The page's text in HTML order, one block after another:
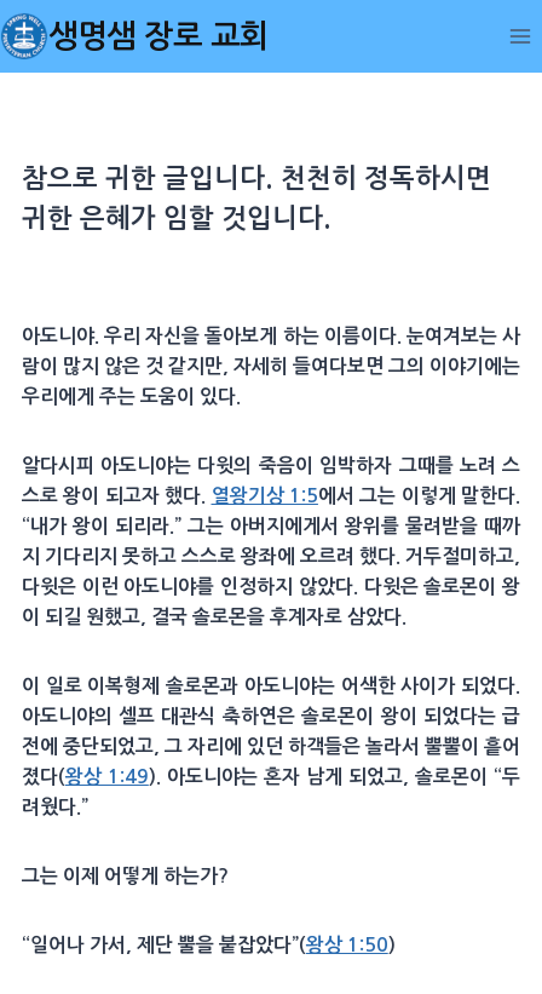
Skip
to
content
생명샘 장로 교회
참으로 귀한 글입니다. 천천히 정독하시면
귀한 은혜가 임할 것입니다.
아도니야. 우리 자신을 돌아보게 하는 이름이다. 눈여겨보는 사
람이 많지 않은 것 같지만, 자세히 들여다보면 그의 이야기에는
우리에게 주는 도움이 있다.
알다시피 아도니야는 다윗의 죽음이 임박하자 그때를 노려 스
스로 왕이 되고자 했다. 열왕기상 1:5에서 그는 이렇게 말한다.
“내가 왕이 되리라.” 그는 아버지에게서 왕위를 물려받을 때까
지 기다리지 못하고 스스로 왕좌에 오르려 했다. 거두절미하고,
다윗은 이런 아도니야를 인정하지 않았다. 다윗은 솔로몬이 왕
이 되길 원했고, 결국 솔로몬을 후계자로 삼았다.
이 일로 이복형제 솔로몬과 아도니야는 어색한 사이가 되었다.
아도니야의 셀프 대관식 축하연은 솔로몬이 왕이 되었다는 급
전에 중단되었고, 그 자리에 있던 하객들은 놀라서 뿔뿔이 흩어
졌다(왕상 1:49). 아도니야는 혼자 남게 되었고, 솔로몬이 “두
려웠다.”
그는 이제 어떻게 하는가?
“일어나 가서, 제단 뿔을 붙잡았다”(왕상 1:50)